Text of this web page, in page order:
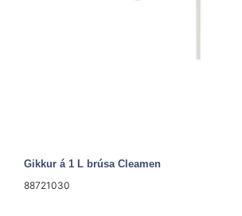
Gikkur á 1 L brúsa Cleamen
88721030